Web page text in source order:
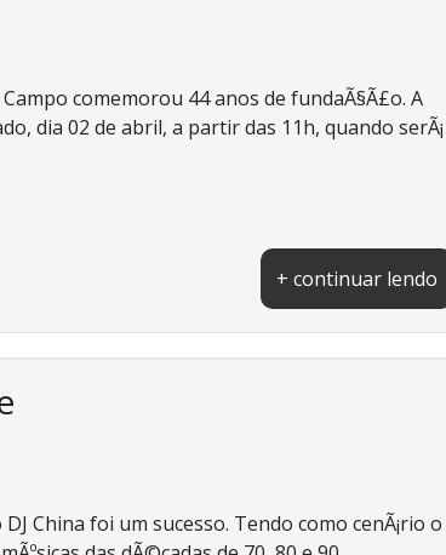
comemorou 44 anos de fundaÃ§Ã£o. A
dia 02 de abril, a partir das 11h, quando serÃ¡
+ continuar lendo
China foi um sucesso. Tendo como cenÃ¡rio o